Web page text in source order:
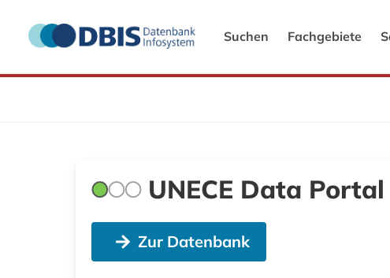
Suchen Fachgebiete
UNECE Data Portal
Zur Datenbank